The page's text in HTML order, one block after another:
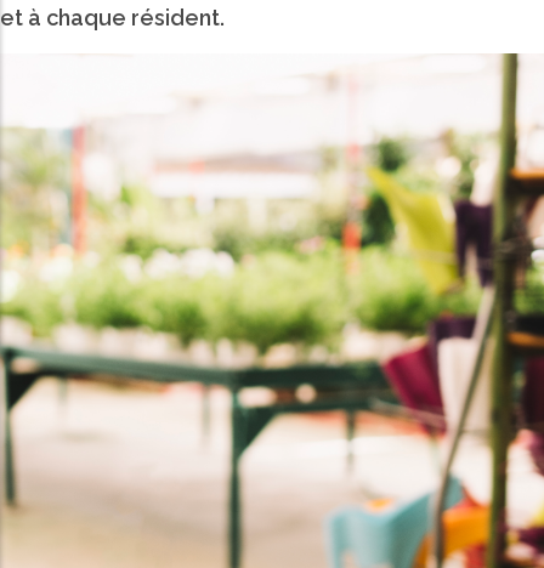
et à chaque résident.